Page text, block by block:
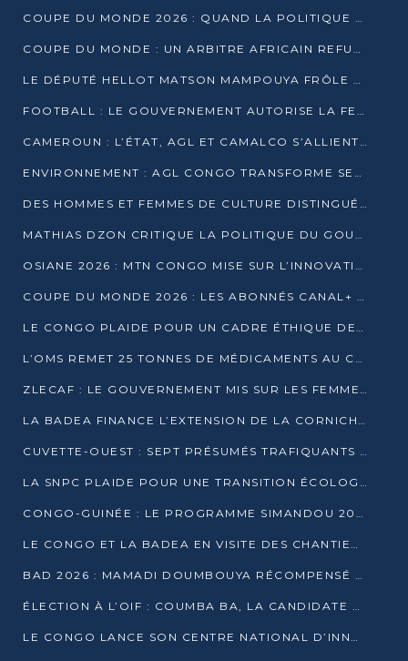
COUPE DU MONDE 2026 : QUAND LA POLITIQUE MENACE L’UNIVERSALITÉ DU FOOTBALL
COUPE DU MONDE : UN ARBITRE AFRICAIN REFUSÉ À L’ENTRÉE DES ÉTATS-UNIS
LE DÉPUTÉ HELLOT MATSON MAMPOUYA FRÔLE LA MORT LORS D’UNE EMBUSCADE DZNS LE POOL
FOOTBALL : LE GOUVERNEMENT AUTORISE LA FECOFOOT À OCCUPER LES COMPLEXES SPORTIFS
CAMEROUN : L’ÉTAT, AGL ET CAMALCO S’ALLIENT POUR UN MÉGA-PROJET FERROVIAIRE
ENVIRONNEMENT : AGL CONGO TRANSFORME SES DÉCHETS EN OUTILS DE FORMATION
DES HOMMES ET FEMMES DE CULTURE DISTINGUÉS POUR LEUR ENGAGEMENT PAR BANTOU CULTURE
MATHIAS DZON CRITIQUE LA POLITIQUE DU GOUVERNEMENT ET ALERTE SUR LA DETTE DU CONGO
OSIANE 2026 : MTN CONGO MISE SUR L’INNOVATION POUR RELEVER LES DÉFIS AFRICAINS
COUPE DU MONDE 2026 : LES ABONNÉS CANAL+ AU CONGO DÉÇUS À QUELQUES JOURS DU COUP D’ENVOI
LE CONGO PLAIDE POUR UN CADRE ÉTHIQUE DE L’INTELLIGENCE ARTIFICIELLE À DAKAR
L’OMS REMET 25 TONNES DE MÉDICAMENTS AU CONGO POUR RENFORCER LA RIPOSTE AUX ÉPIDÉMIES
ZLECAF : LE GOUVERNEMENT MIS SUR LES FEMMES ENTREPRENEURES
LA BADEA FINANCE L’EXTENSION DE LA CORNICHE SUD DE BRAZZAVILLE
CUVETTE-OUEST : SEPT PRÉSUMÉS TRAFIQUANTS DE FAUNE INTERPELLÉS À EWO ET KELLÉ
LA SNPC PLAIDE POUR UNE TRANSITION ÉCOLOGIQUE PROGRESSIVE
CONGO-GUINÉE : LE PROGRAMME SIMANDOU 2040 AU CŒUR DES ÉCHANGES À LA BAD
LE CONGO ET LA BADEA EN VISITE DES CHANTIERS
BAD 2026 : MAMADI DOUMBOUYA RÉCOMPENSÉ PAR LE TROPHÉE BABACAR NDIAYE À BRAZZAVILLE
ÉLECTION À L’OIF : COUMBA BA, LA CANDIDATE DISCRÈTE QUI BOUSCULE LE JEU DIPLOMATIQUE
LE CONGO LANCE SON CENTRE NATIONAL D’INNOVATION